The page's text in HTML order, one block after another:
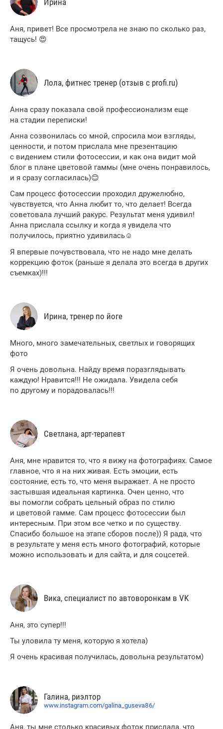
Аня, привет! Все просмотрела не знаю по сколько раз,
тащусь! 😍
Лола, фитнес тренер (отзыв с profi.ru)
Анна сразу показала свой профессионализм еще
на стадии переписки!
Анна созвонилась со мной, спросила мои взгляды,
ценности, и потом прислала мне презентацию
с видением стили фотосессии, и как она видит мой
блог в плане цветовой гаммы (мне очень понравилось,
и я сразу согласилась)😊
Сам процесс фотосессии проходил дружелюбно,
чувствуется, что Анна любит то, что делает! Всегда
советовала лучший ракурс. Результат меня удивил!
Анна прислала ссылку и когда я увидела что
получилось, приятно удивилась☺️
Я впервые почувствовала, что не надо мне делать
коррекцию фоток (раньше я делала это всегда в других
съемках)!!!
Ирина, тренер по йоге
Много, много замечательных, светлых и говорящих
фото
Я очень довольна. Найду время поразглядывать
каждую! Нравится!!! Не ожидала. Увидела себя
по другому и порадовалась!!!
Светлана, арт-терапевт
Аня, мне нравится то, что я вижу на фотографиях. Самое
главное, что я на них живая. Есть эмоции, есть
состояние, есть то, что меня выражает. А не просто
застывшая идеальная картинка. Очен ценно, что
вы помогли собрать цельный образ по стилю
и цветовой гамме. Сам процесс фотосессии был
интересным. При этом все четко и по существу.
Спасибо большое на этапе сборов после)) Я рада, что
в результате у меня есть много фотографий, которые
можно использовать и для сайта, и для соцсетей.
Вика, специалист по автоворонкам в VK
Аня, это супер!!!
Ты уловила ту меня, которую я хотела)
Я очень красивая получилась, довольна результатом)
Галина, риэлтор
www.instagram.com/galina_guseva86/
Аня, ты мне столько красивых фоток прислала, что